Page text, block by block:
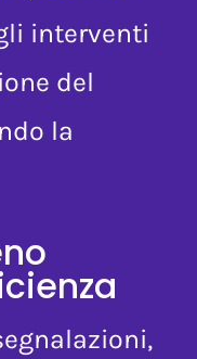
di
interventi
del
la